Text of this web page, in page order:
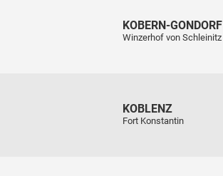
KOBERN-GONDORF
Winzerhof von Schleinitz
KOBLENZ
Fort Konstantin